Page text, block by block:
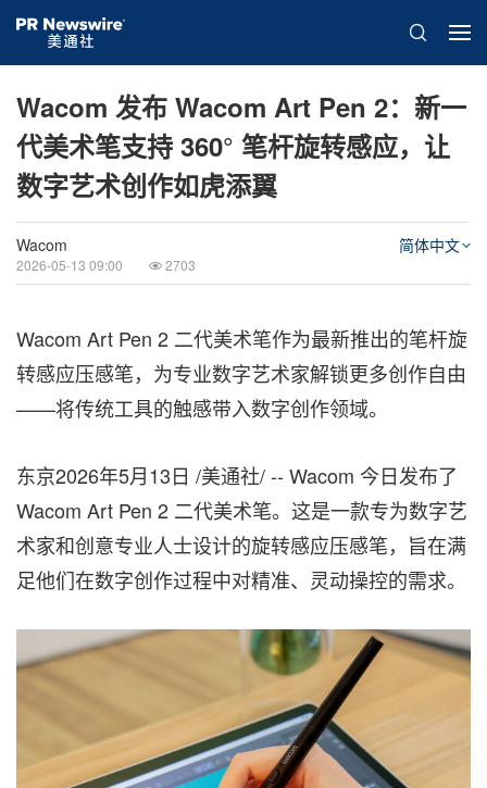
Wacom 发布 Wacom Art Pen 2：新一
代美术笔支持 360° 笔杆旋转感应，让
数字艺术创作如虎添翼
Wacom
2026-05-13 09:00 2703
简体中文
Wacom Art Pen 2 二代美术笔作为最新推出的笔杆旋
转感应压感笔，为专业数字艺术家解锁更多创作自由
——将传统工具的触感带入数字创作领域。
东京2026年5月13日 /美通社/ -- Wacom 今日发布了
Wacom Art Pen 2 二代美术笔。这是一款专为数字艺
术家和创意专业人士设计的旋转感应压感笔，旨在满
足他们在数字创作过程中对精准、灵动操控的需求。